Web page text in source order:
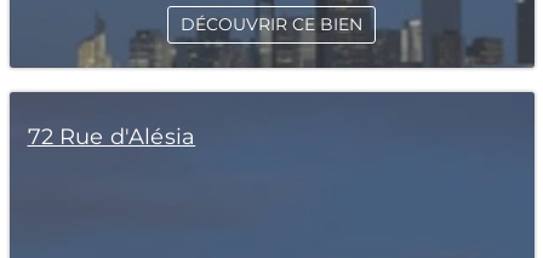
DÉCOUVRIR CE BIEN
72 Rue d'Alésia